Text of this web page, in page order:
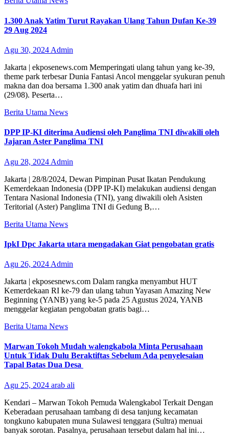
1.300 Anak Yatim Turut Rayakan Ulang Tahun Dufan Ke-39
29 Aug 2024
Agu 30, 2024 Admin
Jakarta | ekposenews.com Memperingati ulang tahun yang ke-39,
theme park terbesar Dunia Fantasi Ancol menggelar syukuran penuh
makna dan doa bersama 1.300 anak yatim dan dhuafa hari ini
(29/08). Peserta…
Berita Utama News
DPP IP-KI diterima Audiensi oleh Panglima TNI diwakili oleh
Jajaran Aster Panglima TNI
Agu 28, 2024 Admin
Jakarta | 28/8/2024, Dewan Pimpinan Pusat Ikatan Pendukung
Kemerdekaan Indonesia (DPP IP-KI) melakukan audiensi dengan
Tentara Nasional Indonesia (TNI), yang diwakili oleh Asisten
Teritorial (Aster) Panglima TNI di Gedung B,…
Berita Utama News
IpkI Dpc Jakarta utara mengadakan Giat pengobatan gratis
Agu 26, 2024 Admin
Jakarta | ekposesnews.com Dalam rangka menyambut HUT
Kemerdekaan RI ke-79 dan ulang tahun Yayasan Amazing New
Beginning (YANB) yang ke-5 pada 25 Agustus 2024, YANB
menggelar kegiatan pengobatan gratis bagi…
Berita Utama News
Marwan Tokoh Mudah walengkabola Minta Perusahaan
Untuk Tidak Dulu Beraktiftas Sebelum Ada penyelesaian
Tapal Batas Dua Desa
Agu 25, 2024 arab ali
Kendari – Marwan Tokoh Pemuda Walengkabol Terkait Dengan
Keberadaan perusahaan tambang di desa tanjung kecamatan
tongkuno kabupaten muna Sulawesi tenggara (Sultra) menuai
banyak sorotan. Pasalnya, perusahaan tersebut dalam hal ini…